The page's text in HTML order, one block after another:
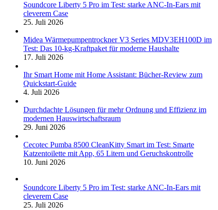
Soundcore Liberty 5 Pro im Test: starke ANC-In-Ears mit
cleverem Case
25. Juli 2026
Midea Wärmepumpentrockner V3 Series MDV3EH100D im
Test: Das 10-kg-Kraftpaket für moderne Haushalte
17. Juli 2026
Ihr Smart Home mit Home Assistant: Bücher-Review zum
Quickstart-Guide
4. Juli 2026
Durchdachte Lösungen für mehr Ordnung und Effizienz im
modernen Hauswirtschaftsraum
29. Juni 2026
Cecotec Pumba 8500 CleanKitty Smart im Test: Smarte
Katzentoilette mit App, 65 Litern und Geruchskontrolle
10. Juni 2026
Soundcore Liberty 5 Pro im Test: starke ANC-In-Ears mit
cleverem Case
25. Juli 2026